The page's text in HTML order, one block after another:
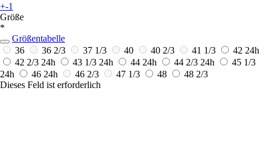
+-1
Größe
*
Größentabelle
36
36 2/3 37 1/3 40 40 2/3 41 1/3 42 24h
42 2/3 24h 43 1/3 24h 44 24h 44 2/3 24h
45 1/3
24h
46 24h 46 2/3 47 1/3 48
48 2/3
Dieses Feld ist erforderlich